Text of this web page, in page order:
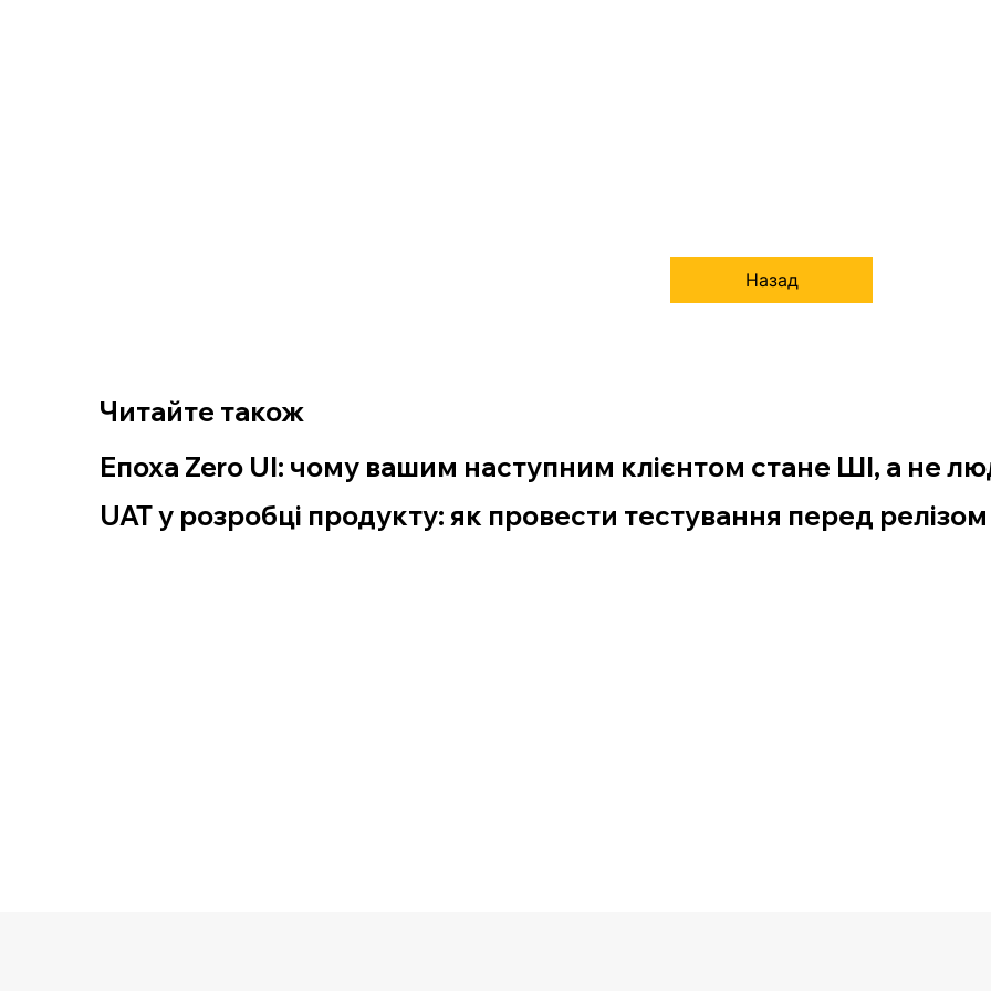
Назад
Читайте також
Епоха Zero UI: чому вашим наступним клієнтом стане ШІ, а не
UAT у розробці продукту: як провести тестування перед релізом